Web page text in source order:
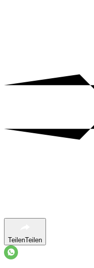
TeilenTeilen